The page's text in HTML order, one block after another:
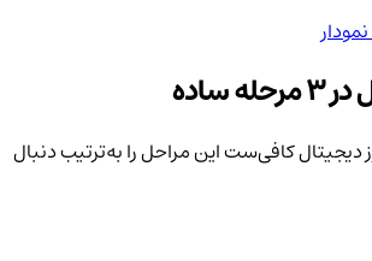
کافی‌ست این مراحل را به‌ترتیب دنبال